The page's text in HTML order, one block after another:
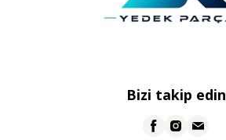
Bizi takip edin